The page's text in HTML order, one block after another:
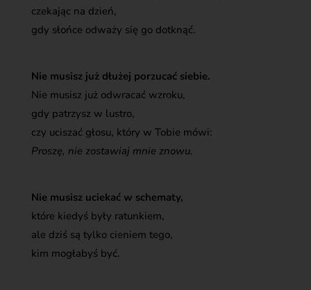
czekając na dzień,
gdy słońce odważy się go dotknąć.
Nie musisz już dłużej porzucać siebie.
Nie musisz już odwracać wzroku,
gdy patrzysz w lustro,
czy uciszać głosu, który w Tobie mówi:
Proszę, nie zostawiaj mnie znowu.
Nie musisz uciekać w schematy,
które kiedyś były ratunkiem,
ale dziś są tylko cieniem tego,
kim mogłabyś być.